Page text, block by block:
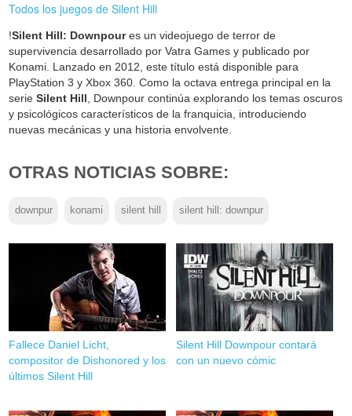
Todos los juegos de Silent Hill
!Silent Hill: Downpoures un videojuego de terror de
supervivencia desarrollado por Vatra Games y publicado por
Konami. Lanzado en 2012, este título está disponible para
PlayStation 3 y Xbox 360. Como la octava entrega principal en la
serieSilent Hill, Downpour continúa explorando los temas oscuros
y psicológicos característicos de la franquicia, introduciendo
nuevas mecánicas y una historia envolvente.
OTRAS NOTICIAS SOBRE:
downpur konami silent hill silent hill: downpur
Fallece Daniel Licht,
compositor de Dishonored y los
últimos Silent Hill
Silent Hill Downpour contará
con un nuevo cómic